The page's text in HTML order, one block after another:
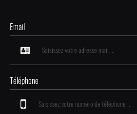
Email
Téléphone